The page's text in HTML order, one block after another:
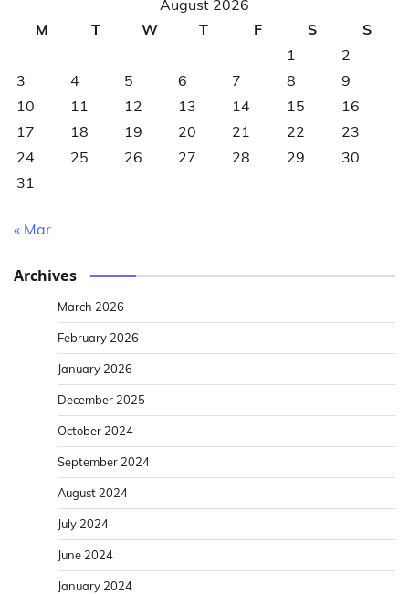
August 2026
M
T W T F S
S
1
2
3
4 5 6 7 8
9
10
11 12 13 14 15
16
17
18 19 20 21 22
23
24
25 26 27 28 29
30
31
« Mar
Archives
March 2026
February 2026
January 2026
December 2025
October 2024
September 2024
August 2024
July 2024
June 2024
January 2024